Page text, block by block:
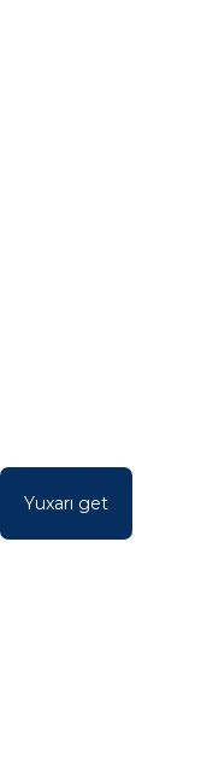
Yuxarı get